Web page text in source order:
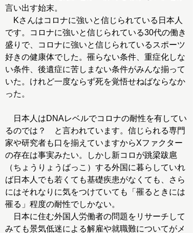
言い出す始末。
Kさんはコロナに強いと信じられている日本人
です。コロナに強いと信じられている30代の働き
盛りで、コロナに強いと信じられているスポーツ
好きの健康体でした。罹らない条件、重症化しな
い条件、後遺症に苦しまない条件がみんな揃って
いた。けれど一度ならず死を覚悟せねばならなか
った。
日本人はDNAレベルでコロナの耐性を有してい
るのでは？ と言われています。信じられる専門
家や研究者も口を揃えていますからXファクター
の存在は事実みたい。しかし新コロが跳梁跋扈
（ちょうりょうばっこ）する外国に暮らしていれ
ば日本人でも若くても基礎疾患がなくても、さら
にはそれなりに気をつけていても「罹るときには
罹る」程度の耐性でしかない。
日本に住む外国人労働者の問題をリサーチして
みても景気低迷による解雇や就職難についてがメ